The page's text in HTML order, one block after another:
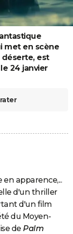
met en scène
est
24 janvier
en apparence,...
d'un thriller
d'un film
du Moyen-
de Palm